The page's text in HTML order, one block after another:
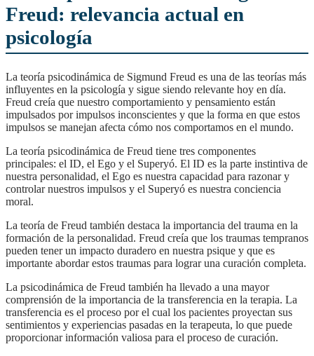
Freud: relevancia actual en
psicología
La teoría psicodinámica de Sigmund Freud es una de las teorías más
influyentes en la psicología y sigue siendo relevante hoy en día.
Freud creía que nuestro comportamiento y pensamiento están
impulsados ​​por impulsos inconscientes y que la forma en que estos
impulsos se manejan afecta cómo nos comportamos en el mundo.
La teoría psicodinámica de Freud tiene tres componentes
principales: el ID, el Ego y el Superyó. El ID es la parte instintiva de
nuestra personalidad, el Ego es nuestra capacidad para razonar y
controlar nuestros impulsos y el Superyó es nuestra conciencia
moral.
La teoría de Freud también destaca la importancia del trauma en la
formación de la personalidad. Freud creía que los traumas tempranos
pueden tener un impacto duradero en nuestra psique y que es
importante abordar estos traumas para lograr una curación completa.
La psicodinámica de Freud también ha llevado a una mayor
comprensión de la importancia de la transferencia en la terapia. La
transferencia es el proceso por el cual los pacientes proyectan sus
sentimientos y experiencias pasadas en la terapeuta, lo que puede
proporcionar información valiosa para el proceso de curación.